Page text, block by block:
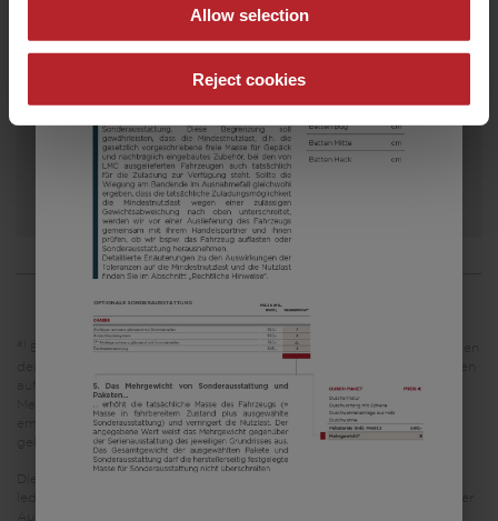
Allow selection
Reject cookies
Modell auswählen
Es handelt sich um eine unverbindliche Preisempfehlung, die auf den
aufgrund der Währungsumrechnung und der länderspezifischen
Mehrwertsteuer, Gebühren und Einfuhrzölle abweichen. Daher wird
empfohlen, einen örtlichen Händler nach den für das jeweilige Land
geltenden Preisen zu fragen, um den aktuellsten Stand zu erfahren.